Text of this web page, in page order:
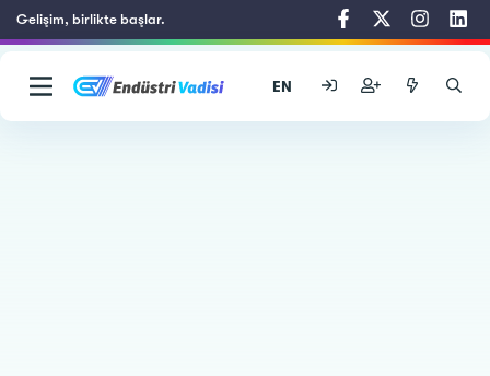
Gelişim, birlikte başlar.
EN